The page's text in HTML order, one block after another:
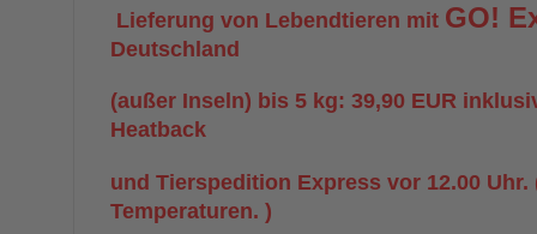
Lieferung von Lebendtieren mit GO!
Deutschland
(außer Inseln) bis 5 kg: 39,90 EUR
Heatback
und Tierspedition Express vor 12.00
Temperaturen. )